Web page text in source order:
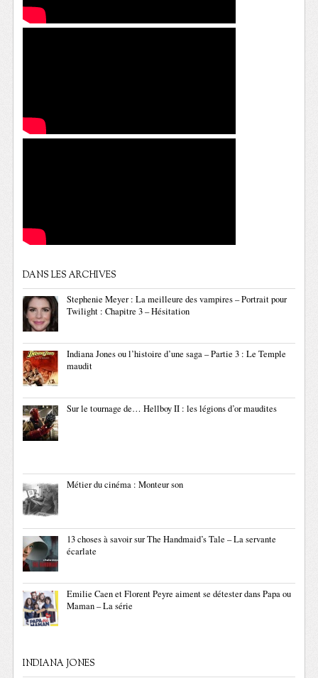
DANS LES ARCHIVES
Stephenie Meyer : La meilleure des vampires – Portrait pour
Twilight : Chapitre 3 – Hésitation
Indiana Jones ou l’histoire d’une saga – Partie 3 : Le Temple
maudit
Sur le tournage de… Hellboy II : les légions d’or maudites
Métier du cinéma : Monteur son
13 choses à savoir sur The Handmaid’s Tale – La servante
écarlate
Emilie Caen et Florent Peyre aiment se détester dans Papa ou
Maman – La série
INDIANA JONES